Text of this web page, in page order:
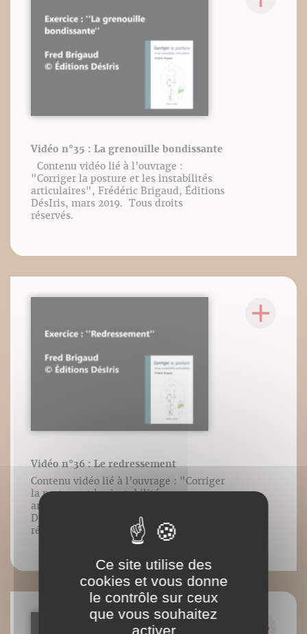
Vidéo n°35 : La grenouille bondissante
Contenu vidéo lié à l’ouvrage :
"Corriger la posture et les instabilités
articulaires", Frédéric Brigaud, Éditions
DésIris, mars 2019. Tous droits
réservés.
Vidéo n°36 : Le redressement
Contenu vidéo lié à l’ouvrage : "Corriger
la posture et les instabilités
articulaires", Frédéric Brigaud, Éditions
DésIris, mars 2019. Tous droits
réservés.
Ce site utilise des
cookies et vous donne
le contrôle sur ceux
que vous souhaitez
activer